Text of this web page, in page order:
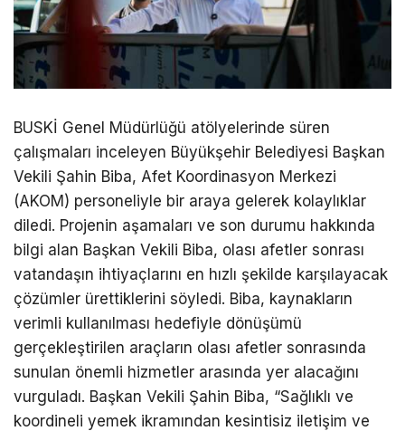
BUSKİ Genel Müdürlüğü atölyelerinde süren
çalışmaları inceleyen Büyükşehir Belediyesi Başkan
Vekili Şahin Biba, Afet Koordinasyon Merkezi
(AKOM) personeliyle bir araya gelerek kolaylıklar
diledi. Projenin aşamaları ve son durumu hakkında
bilgi alan Başkan Vekili Biba, olası afetler sonrası
vatandaşın ihtiyaçlarını en hızlı şekilde karşılayacak
çözümler ürettiklerini söyledi. Biba, kaynakların
verimli kullanılması hedefiyle dönüşümü
gerçekleştirilen araçların olası afetler sonrasında
sunulan önemli hizmetler arasında yer alacağını
vurguladı. Başkan Vekili Şahin Biba, “Sağlıklı ve
koordineli yemek ikramından kesintisiz iletişim ve